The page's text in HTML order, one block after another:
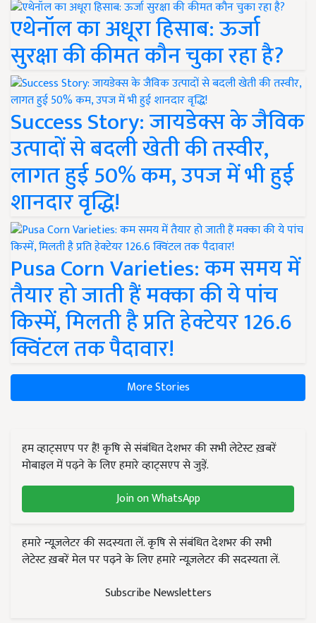
एथेनॉल का अधूरा हिसाब: ऊर्जा
सुरक्षा की कीमत कौन चुका रहा है?
Success Story: जायडेक्स के जैविक
उत्पादों से बदली खेती की तस्वीर,
लागत हुई 50% कम, उपज में भी हुई
शानदार वृद्धि!
Pusa Corn Varieties: कम समय में
तैयार हो जाती हैं मक्का की ये पांच
किस्में, मिलती है प्रति हेक्टेयर 126.6
क्विंटल तक पैदावार!
More Stories
हम व्हाट्सएप पर हैं! कृषि से संबंधित देशभर की सभी लेटेस्ट ख़बरें
मोबाइल में पढ़ने के लिए हमारे व्हाट्सएप से जुड़ें.
Join on WhatsApp
हमारे न्यूज़लेटर की सदस्यता लें. कृषि से संबंधित देशभर की सभी
लेटेस्ट ख़बरें मेल पर पढ़ने के लिए हमारे न्यूज़लेटर की सदस्यता लें.
Subscribe Newsletters